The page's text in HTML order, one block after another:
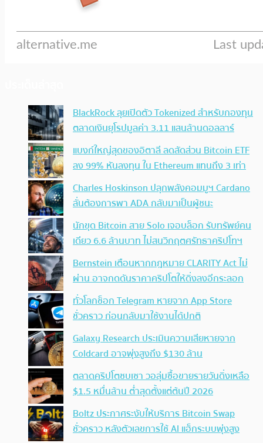
BlackRock ลุยเปิดตัว Tokenized สำหรับกองทุน
ตลาดเงินยุโรปมูลค่า 3.11 แสนล้านดอลลาร์
แบงก์ใหญ่สุดของอิตาลี ลดสัดส่วน Bitcoin ETF
ลง 99% หันลงทุน ใน Ethereum แทนถึง 3 เท่า
Charles Hoskinson ปลุกพลังคอมมูฯ Cardano
ลั่นต้องการพา ADA กลับมาเป็นผู้ชนะ
นักขุด Bitcoin สาย Solo เจอบล็อก รับทรัพย์คน
เดียว 6.6 ล้านบาท ไม่สนวิกฤตศรัทธาคริปโทฯ
Bernstein เตือนหากกฎหมาย CLARITY Act ไม่
ผ่าน อาจกดดันราคาคริปโตให้ดิ่งลงอีกระลอก
ทั่วโลกช็อก Telegram หายจาก App Store
ชั่วคราว ก่อนกลับมาใช้งานได้ปกติ
Galaxy Research ประเมินความเสียหายจาก
Coldcard อาจพุ่งสูงถึง $130 ล้าน
ตลาดคริปโตซบเซา วอลุ่มซื้อขายรายวันดิ่งเหลือ
$1.5 หมื่นล้าน ต่ำสุดตั้งแต่ต้นปี 2026
Boltz ประกาศระงับให้บริการ Bitcoin Swap
ชั่วคราว หลังตัวเลขการใช้ AI แฮ็กระบบพุ่งสูง